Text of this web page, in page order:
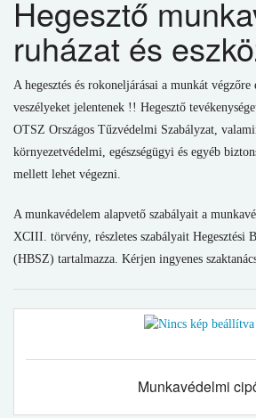
Hegesztő
ruházat és
A hegesztés és rokoneljárásai a munkát
veszélyeket jelentenek !! Hegesztő
OTSZ Országos Tűzvédelmi Szabályzat,
környezetvédelmi, egészségügyi és egyéb
mellett lehet végezni.
A munkavédelem alapvető szabályait a
XCIII. törvény, részletes szabályait Hegesztési
(HBSZ) tartalmazza. Kérjen ingyenes
Munkavédelmi